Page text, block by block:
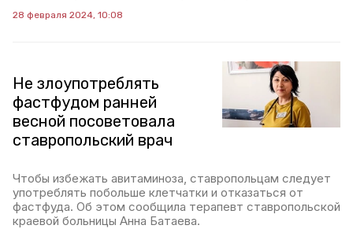
28 февраля 2024, 10:08
Не злоупотреблять
фастфудом ранней
весной посоветовала
ставропольский врач
Чтобы избежать авитаминоза, ставропольцам следует
употреблять побольше клетчатки и отказаться от
фастфуда. Об этом сообщила терапевт ставропольской
краевой больницы Анна Батаева.